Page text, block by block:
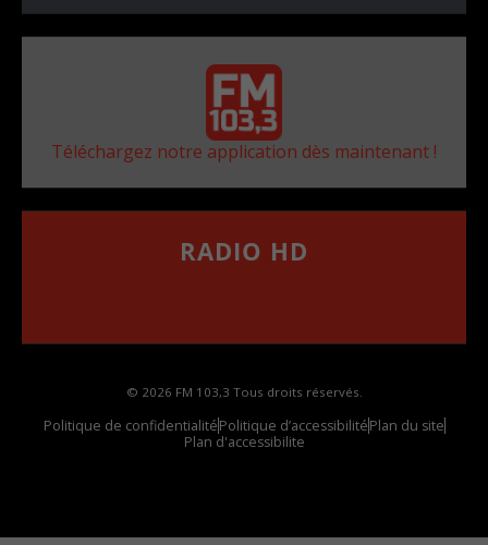
Téléchargez notre application dès maintenant !
RADIO HD
© 2026 FM 103,3 Tous droits réservés.
Politique de confidentialitéPolitique d’accessibilitéPlan du site
Plan d'accessibilite